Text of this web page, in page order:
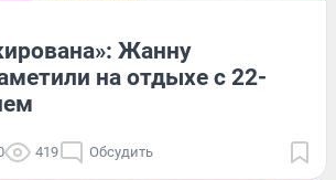
Жанну
на отдыхе с 22-
419 Обсудить